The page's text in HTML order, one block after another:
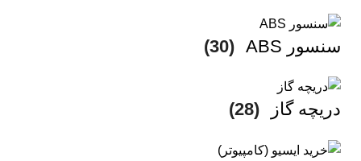
سنسور ABS (30)
دریچه گاز (28)